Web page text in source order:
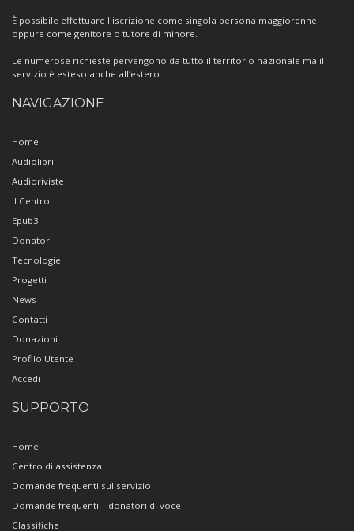
È possibile effettuare l'iscrizione come singola persona maggiorenne
oppure come genitore o tutore di minore.
Le numerose richieste pervengono da tutto il territorio nazionale ma il
servizio è esteso anche all’estero.
NAVIGAZIONE
Home
Audiolibri
Audioriviste
Il Centro
Epub3
Donatori
Tecnologie
Progetti
News
Contatti
Donazioni
Profilo Utente
Accedi
SUPPORTO
Home
Centro di assistenza
Domande frequenti sul servizio
Domande frequenti – donatori di voce
Classifiche